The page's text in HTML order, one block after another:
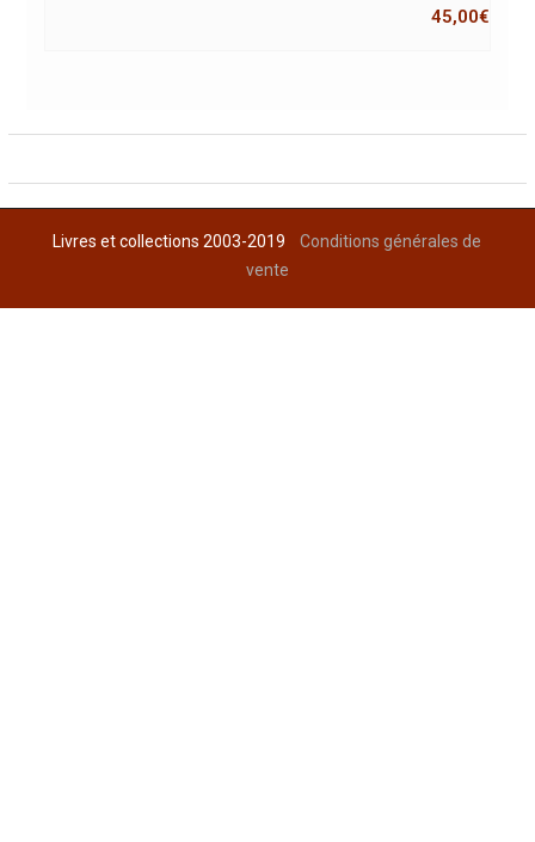
45,00€
Livres et collections 2003-2019Conditions générales de
vente